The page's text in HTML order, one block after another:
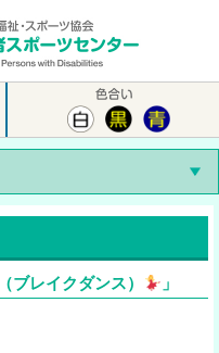
ブレイクダンス） 」